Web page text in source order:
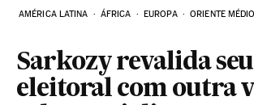
AMÉRICA LATINA ÁFRICA EUROPA ORIENTE MÉDIO
Sarkozy revalida
eleitoral com outra